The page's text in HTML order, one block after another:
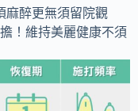
麻醉更無須留院觀
！維持美麗健康不須